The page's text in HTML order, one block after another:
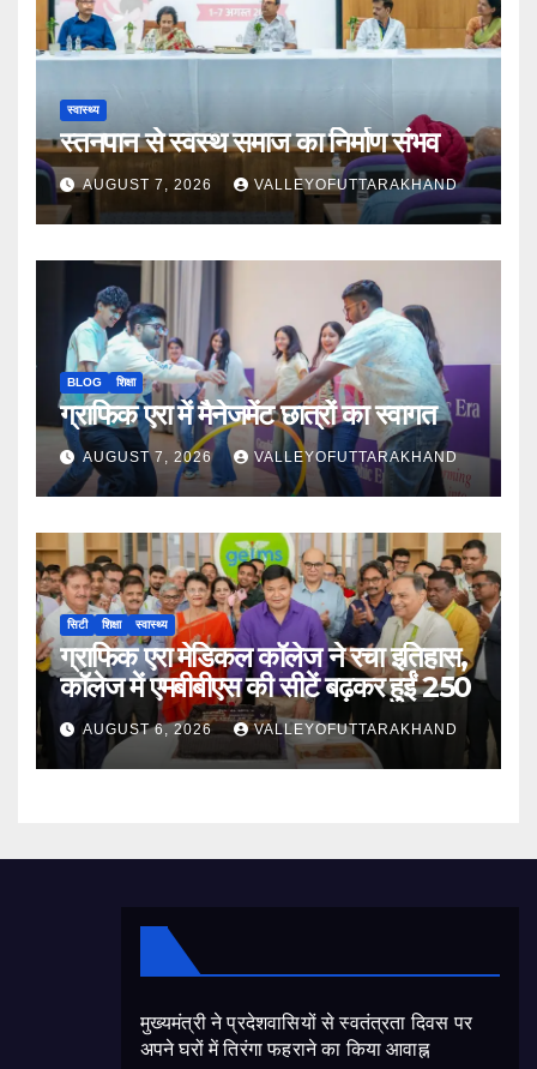
स्वास्थ्य
स्तनपान से स्वस्थ समाज का निर्माण संभव
AUGUST 7, 2026 VALLEYOFUTTARAKHAND
BLOG शिक्षा
ग्राफिक एरा में मैनेजमेंट छात्रों का स्वागत
AUGUST 7, 2026 VALLEYOFUTTARAKHAND
सिटी शिक्षा स्वास्थ्य
ग्राफिक एरा मेडिकल कॉलेज ने रचा इतिहास,
कॉलेज में एमबीबीएस की सीटें बढ़कर हुईं 250
AUGUST 6, 2026 VALLEYOFUTTARAKHAND
मुख्यमंत्री ने प्रदेशवासियों से स्वतंत्रता दिवस पर
अपने घरों में तिरंगा फहराने का किया आवाह्न